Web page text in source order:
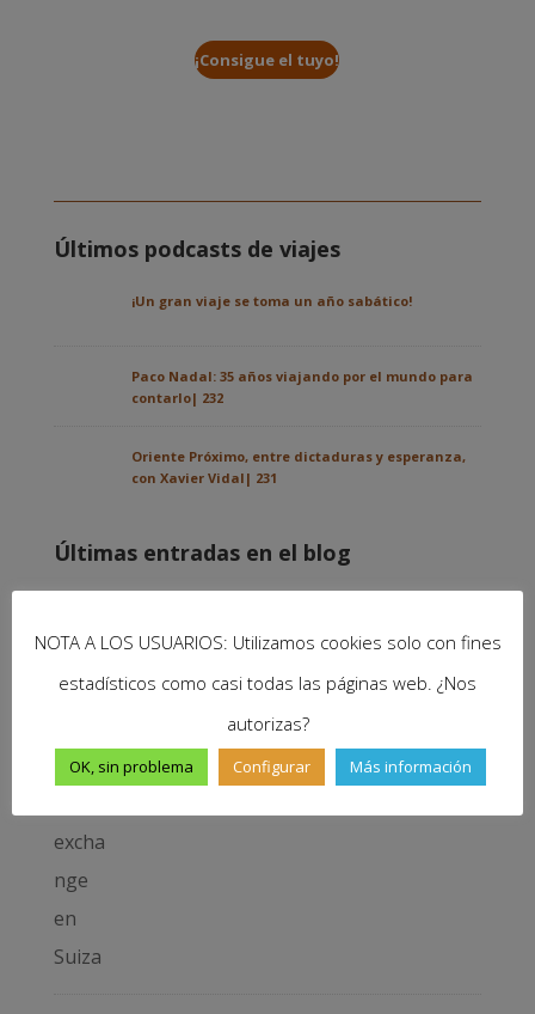
¡Consigue el tuyo!
Últimos podcasts de viajes
¡Un gran viaje se toma un año sabático!
Paco Nadal: 35 años viajando por el mundo para
contarlo| 232
Oriente Próximo, entre dictaduras y esperanza,
con Xavier Vidal| 231
Últimas entradas en el blog
NOTA A LOS USUARIOS: Utilizamos cookies solo con fines
estadísticos como casi todas las páginas web. ¿Nos
autorizas?
OK, sin problema Configurar Más información